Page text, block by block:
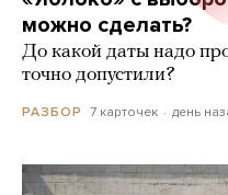
можно сделать?
До какой даты надо
точно допустили?
РАЗБОР 7 карточек день